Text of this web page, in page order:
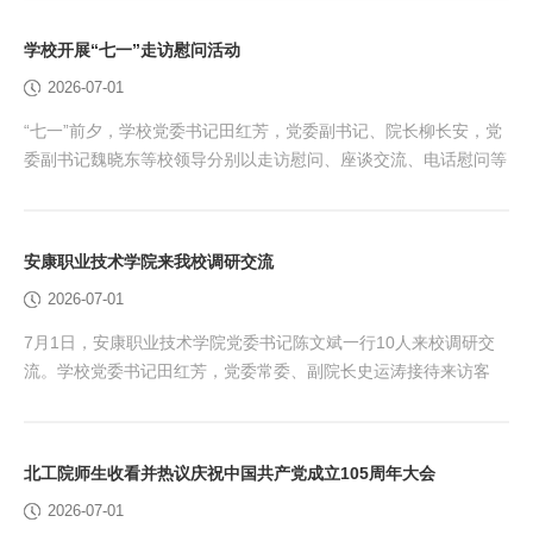
上，党委副书记魏晓东宣读表彰名单。孙晓峰、李学海、李德俊、
塔怀锁、殷秋红五位老同志荣获“光荣在党50年”...
学校开展“七一”走访慰问活动
2026-07-01
“七一”前夕，学校党委书记田红芳，党委副书记、院长柳长安，党
委副书记魏晓东等校领导分别以走访慰问、座谈交流、电话慰问等
感谢他们为学校事业发展作出的历史贡献，并通报了学校近期取得
的新进展新成就。田红芳表示，学校发展凝聚着老同...
安康职业技术学院来我校调研交流
2026-07-01
7月1日，安康职业技术学院党委书记陈文斌一行10人来校调研交
流。学校党委书记田红芳，党委常委、副院长史运涛接待来访客
专业建设，特别是产教融合与校企合作、创建职业教育本科院校等
方面进行了深入交流，希望未来进一步深化校际合作，加...
北工院师生收看并热议庆祝中国共产党成立105周年大会
2026-07-01